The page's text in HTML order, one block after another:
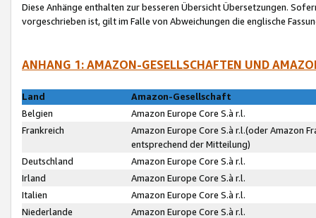
Diese Anhänge enthalten zur besseren Übersicht Übersetzungen.
vorgeschrieben ist, gilt im Falle von Abweichungen die englische
ANHANG 1: AMAZON-GESELLSCHAFTEN UND
Land
Amazon-Gesellschaft
Belgien
Amazon Europe Core S.à r.l.
Frankreich
Amazon Europe Core S.à r.l.(oder Amazon
entsprechend der Mitteilung)
Deutschland
Amazon Europe Core S.à r.l.
Irland
Amazon Europe Core S.à r.l.
Italien
Amazon Europe Core S.à r.l.
Niederlande
Amazon Europe Core S.à r.l.